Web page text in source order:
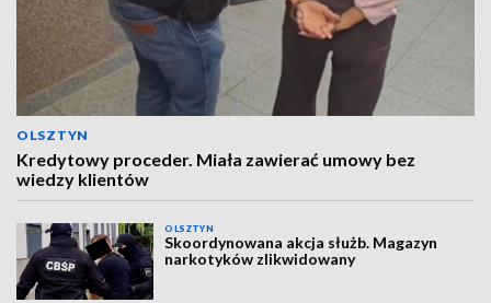
OLSZTYN
Kredytowy proceder. Miała zawierać umowy bez
wiedzy klientów
OLSZTYN
Skoordynowana akcja służb. Magazyn
narkotyków zlikwidowany